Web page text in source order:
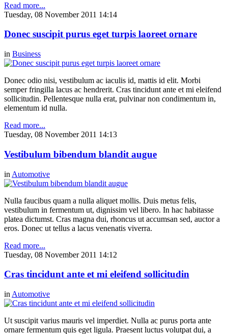
Read more...
Tuesday, 08 November 2011 14:14
Donec suscipit purus eget turpis laoreet ornare
in Business
Donec odio nisi, vestibulum ac iaculis id, mattis id elit. Morbi
semper fringilla lacus ac hendrerit. Cras tincidunt ante et mi eleifend
sollicitudin. Pellentesque nulla erat, pulvinar non condimentum in,
elementum id nulla.
Read more...
Tuesday, 08 November 2011 14:13
Vestibulum bibendum blandit augue
in Automotive
Nulla faucibus quam a nulla aliquet mollis. Duis metus felis,
vestibulum in fermentum ut, dignissim vel libero. In hac habitasse
platea dictumst. Cras magna dui, rhoncus ut accumsan sed, auctor a
eros. Donec ut tellus a lacus venenatis viverra.
Read more...
Tuesday, 08 November 2011 14:12
Cras tincidunt ante et mi eleifend sollicitudin
in Automotive
Ut suscipit varius mauris vel imperdiet. Nulla ac purus porta ante
ornare fermentum quis eget ligula. Praesent luctus volutpat dui, a